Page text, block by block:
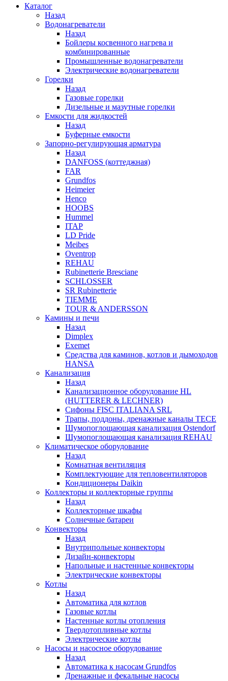
Каталог
Назад
Водонагреватели
Назад
Бойлеры косвенного нагрева и
комбинированные
Промышленные водонагреватели
Электрические водонагреватели
Горелки
Назад
Газовые горелки
Дизельные и мазутные горелки
Емкости для жидкостей
Назад
Буферные емкости
Запорно-регулирующая арматура
Назад
DANFOSS (коттеджная)
FAR
Grundfos
Heimeier
Henco
HOOBS
Hummel
ITAP
LD Pride
Meibes
Oventrop
REHAU
Rubinetterie Bresciane
SCHLOSSER
SR Rubinetterie
TIEMME
TOUR & ANDERSSON
Камины и печи
Назад
Dimplex
Exemet
Средства для каминов, котлов и дымоходов
HANSA
Канализация
Назад
Канализационное оборудование HL
(HUTTERER & LECHNER)
Сифоны FISC ITALIANA SRL
Трапы, поддоны, дренажные каналы TECE
Шумопоглощающая канализация Ostendorf
Шумопоглощающая канализация REHAU
Климатическое оборудование
Назад
Комнатная вентиляция
Комплектующие для тепловентиляторов
Кондиционеры Daikin
Коллекторы и коллекторные группы
Назад
Коллекторные шкафы
Солнечные батареи
Конвекторы
Назад
Внутрипольные конвекторы
Дизайн-конвекторы
Напольные и настенные конвекторы
Электрические конвекторы
Котлы
Назад
Автоматика для котлов
Газовые котлы
Настенные котлы отопления
Твердотопливные котлы
Электрические котлы
Насосы и насосное оборудование
Назад
Автоматика к насосам Grundfos
Дренажные и фекальные насосы